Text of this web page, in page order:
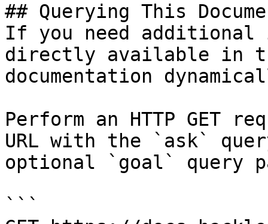
## Querying This
If you need
directly available in
documentation
Perform an HTTP GET
URL with the `ask`
optional `goal` query
```